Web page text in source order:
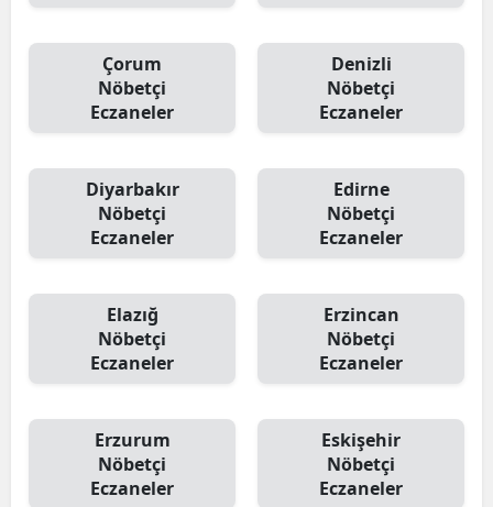
Çorum
Nöbetçi
Eczaneler
Denizli
Nöbetçi
Eczaneler
Diyarbakır
Nöbetçi
Eczaneler
Edirne
Nöbetçi
Eczaneler
Elazığ
Nöbetçi
Eczaneler
Erzincan
Nöbetçi
Eczaneler
Erzurum
Nöbetçi
Eczaneler
Eskişehir
Nöbetçi
Eczaneler